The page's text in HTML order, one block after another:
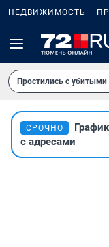
НЕДВИЖИМОСТЬ
Простились с
СРОЧНО
с адресами